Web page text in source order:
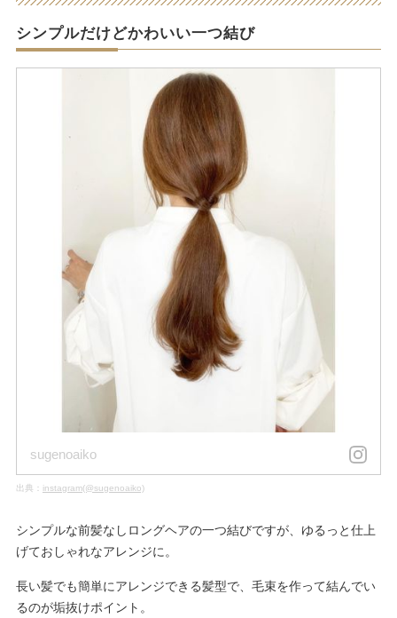
シンプルだけどかわいい一つ結び
sugenoaiko
出典： instagram(@sugenoaiko)
シンプルな前髪なしロングヘアの一つ結びですが、ゆるっと仕上
げておしゃれなアレンジに。
長い髪でも簡単にアレンジできる髪型で、毛束を作って結んでい
るのが垢抜けポイント。